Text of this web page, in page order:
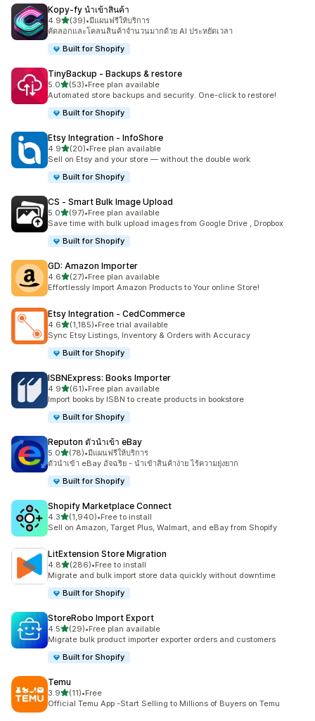
Kopy‑fy นำเข้าสินค้า
4.9เต็ม 5 ดาว
(39)
ทั้งหมด 39 รีวิว
•มีแผนฟรีให้บริการ
คัดลอกและโคลนสินค้าจำนวนมากด้วย AI ประหยัดเวลา
Built for Shopify
TinyBackup ‑ Backups & restore
5.0เต็ม 5 ดาว
(53)
ทั้งหมด 53 รีวิว
•Free plan available
Automated store backups and security. One-click to restore!
Built for Shopify
Etsy Integration ‑ InfoShore
4.9เต็ม 5 ดาว
(20)
ทั้งหมด 20 รีวิว
•Free plan available
Sell on Etsy and your store — without the double work
Built for Shopify
CS ‑ Smart Bulk Image Upload
5.0เต็ม 5 ดาว
(97)
ทั้งหมด 97 รีวิว
•Free plan available
Save time with bulk upload images from Google Drive , Dropbox
Built for Shopify
GD: Amazon Importer
4.6เต็ม 5 ดาว
(27)
ทั้งหมด 27 รีวิว
•Free plan available
Effortlessly Import Amazon Products to Your online Store!
Etsy Integration ‑ CedCommerce
4.6เต็ม 5 ดาว
(1,185)
ทั้งหมด 1185 รีวิว
•Free trial available
Sync Etsy Listings, Inventory & Orders with Accuracy
Built for Shopify
ISBNExpress: Books Importer
4.9เต็ม 5 ดาว
(61)
ทั้งหมด 61 รีวิว
•Free plan available
Import books by ISBN to create products in bookstore
Built for Shopify
Reputon ตัวนำเข้า eBay
5.0เต็ม 5 ดาว
(78)
ทั้งหมด 78 รีวิว
•มีแผนฟรีให้บริการ
ตัวนำเข้า eBay อัจฉริย - นำเข้าสินค้าง่าย ไร้ความยุ่งยาก
Built for Shopify
Shopify Marketplace Connect
4.3เต็ม 5 ดาว
(1,940)
ทั้งหมด 1940 รีวิว
•Free to install
Sell on Amazon, Target Plus, Walmart, and eBay from Shopify
LitExtension Store Migration
4.8เต็ม 5 ดาว
(286)
ทั้งหมด 286 รีวิว
•Free to install
Migrate and bulk import store data quickly without downtime
Built for Shopify
StoreRobo Import Export
4.5เต็ม 5 ดาว
(29)
ทั้งหมด 29 รีวิว
•Free plan available
Migrate bulk product importer exporter orders and customers
Built for Shopify
Temu
3.9เต็ม 5 ดาว
(11)
ทั้งหมด 11 รีวิว
•Free
Official Temu App -Start Selling to Millions of Buyers on Temu